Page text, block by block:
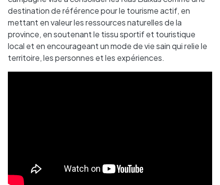
destination de référence pour le tourisme actif, en
mettant en valeur les ressources naturelles de la
province, en soutenant le tissu sportif et touristique
local et en encourageant un mode de vie sain qui relie le
territoire, les personnes et les expériences.